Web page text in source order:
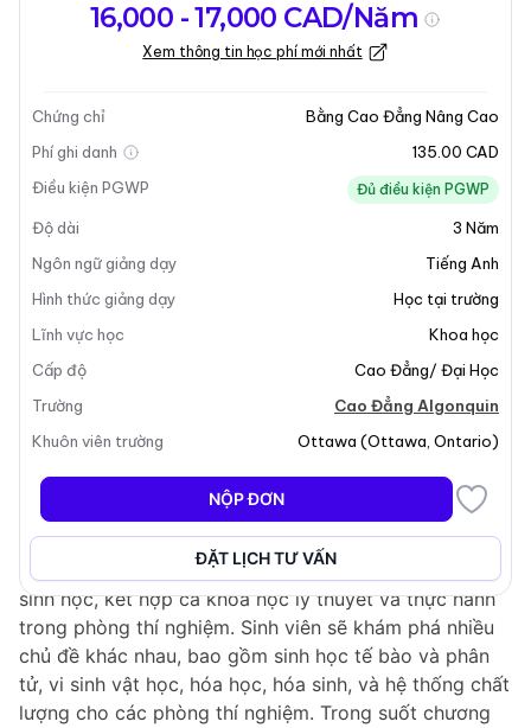
chương trình
Học
Kỳ nhập học
Cập nhật lần cuối vào 21-01-2026
Tổng quan về chương trình
+7
Tổng Quan Chương Trình
Tìm hiểu khoa học thúc đẩy sự nghiệp công nghệ sinh
học với chương trình
Công Nghệ Sinh Học - Nâng Cao
kéo dài ba năm. Chương trình này cung cấp cái nhìn
tổng quan toàn diện về khoa học đứng sau công nghệ
sinh học, kết hợp cả khóa học lý thuyết và thực hành
trong phòng thí nghiệm. Sinh viên sẽ khám phá nhiều
chủ đề khác nhau, bao gồm sinh học tế bào và phân
tử, vi sinh vật học, hóa học, hóa sinh, và hệ thống chất
lượng cho các phòng thí nghiệm. Trong suốt chương
16,000 - 17,000 CAD/Năm
Xem thông tin học phí mới nhất
Chứng chỉ
Bằng Cao Đẳng Nâng Cao
Phí ghi danh
135.00 CAD
Điều kiện PGWP
Đủ điều kiện PGWP
Độ dài 3 Năm
Ngôn ngữ giảng dạy
Tiếng Anh
Hình thức giảng dạy
Học tại trường
Lĩnh vực học
Khoa học
Cấp độ
Cao Đẳng/ Đại Học
Trường
Cao Đẳng Algonquin
Khuôn viên trường
Ottawa (Ottawa Ontario)
NỘP ĐƠN
ĐẶT LỊCH TƯ VẤN